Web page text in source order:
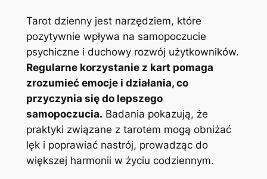
Tarot dzienny jest narzędziem, które
pozytywnie wpływa na samopoczucie
psychiczne i duchowy rozwój użytkowników.
Regularne korzystanie z kart pomaga
zrozumieć emocje i działania, co
przyczynia się do lepszego
samopoczucia. Badania pokazują, że
praktyki związane z tarotem mogą obniżać
lęk i poprawiać nastrój, prowadząc do
większej harmonii w życiu codziennym.